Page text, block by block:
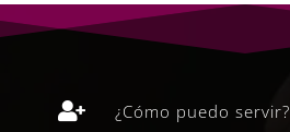
 ¿Cómo puedo servir?